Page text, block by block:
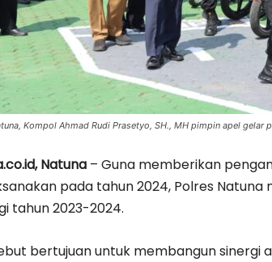
Kompol Ahmad Rudi Prasetyo, SH., MH pimpin apel gelar
Natuna – Guna memberikan
pada tahun 2024, Polres
tahun 2023-2024.
bertujuan untuk membangun sinergi